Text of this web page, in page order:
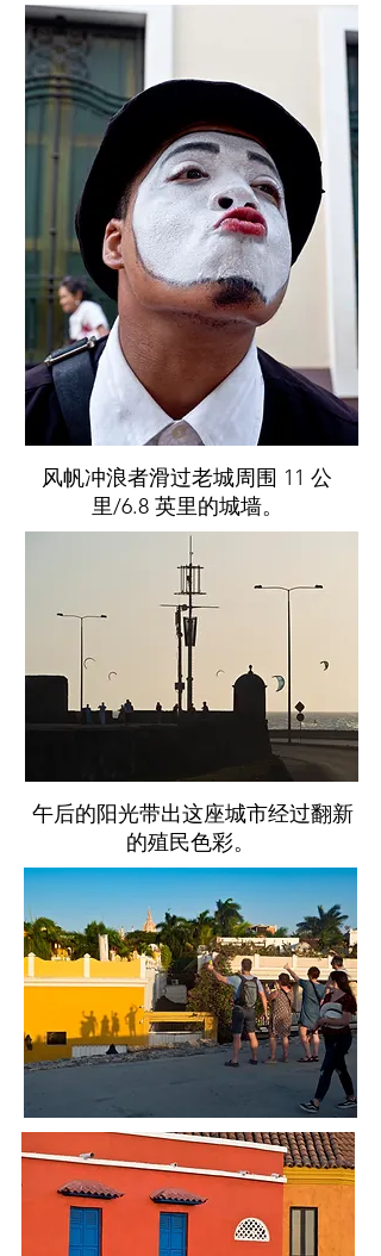
风帆冲浪者滑过老城周围 11 公
里/6.8 英里的城墙。
午后的阳光带出这座城市经过翻新
的殖民色彩。